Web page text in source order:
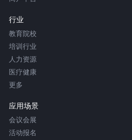
行业
教育院校
培训行业
人力资源
医疗健康
更多
应用场景
会议会展
活动报名